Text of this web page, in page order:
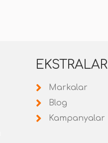
EKSTRALAR
Markalar
Blog
Kampanyalar